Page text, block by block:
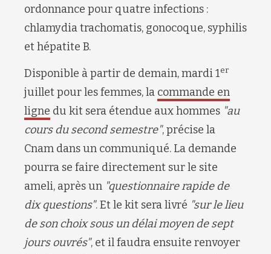
ordonnance pour quatre infections :
chlamydia trachomatis, gonocoque, syphilis
et hépatite B.
Disponible à partir de demain, mardi 1er
juillet pour les femmes, la commande en
ligne du kit sera étendue aux hommes "au
cours du second semestre", précise la
Cnam dans un communiqué. La demande
pourra se faire directement sur le site
ameli, après un "questionnaire rapide de
dix questions". Et le kit sera livré "sur le lieu
de son choix sous un délai moyen de sept
jours ouvrés", et il faudra ensuite renvoyer